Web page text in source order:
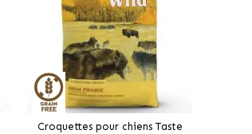
Croquettes pour chiens Taste